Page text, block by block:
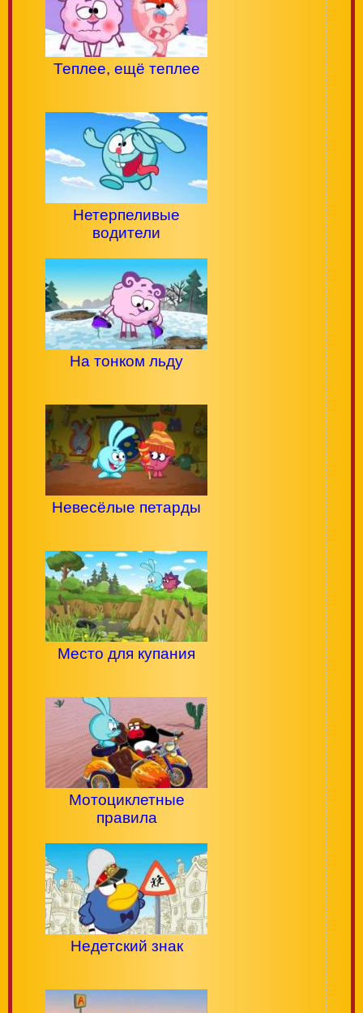
Теплее, ещё теплее
Нетерпеливые
водители
На тонком льду
Невесёлые петарды
Место для купания
Мотоциклетные
правила
Недетский знак